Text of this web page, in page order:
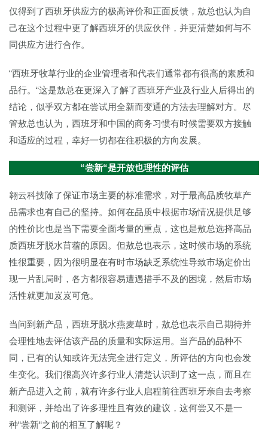
仅得到了西班牙供应方的极高评价和正面反馈，敖总也认为自
己在这个过程中更了解西班牙的供应伙伴，并更清楚如何与不
同供应方进行合作。
“西班牙牧草行业的企业管理者和代表们通常都有很高的素质和
品行。“这是敖总在更深入了解了西班牙产业及行业人后得出的
结论，似乎双方都在尝试用全新而变通的方法去理解对方。尽
管敖总也认为，西班牙和中国的商务习惯有时候需要双方接触
和适应的过程，幸好一切都在往积极的方向发展。
“尝新“是开放也理性的评估
翱云科技除了保证市场主要的标准需求，对于最高品质牧草产
品需求也有自己的坚持。如何在品质中根据市场情况提供足够
的性价比也是当下需要全面考量的重点，这也是敖总选择高品
质西班牙脱水苜蓿的原因。但敖总也表示，这时候市场的系统
性很重要，因为很明显在有时市场缺乏系统性导致市场定价出
现一片乱局时，各方都很容易遭遇措手不及的困境，然后市场
活性就更加岌岌可危。
当问到新产品，西班牙脱水燕麦草时，敖总也表示自己期待并
会理性地去评估该产品的质量和实际运用。当产品的品种不
同，已有的认知或许无法完全进行定义，所评估的方向也会发
生变化。我们很高兴许多行业人清楚认识到了这一点，而且在
新产品进入之前，就有许多行业人启程前往西班牙亲自去考察
和测评，并给出了许多理性且有效的建议，这何尝又不是一
种“尝新“之前的相互了解呢？